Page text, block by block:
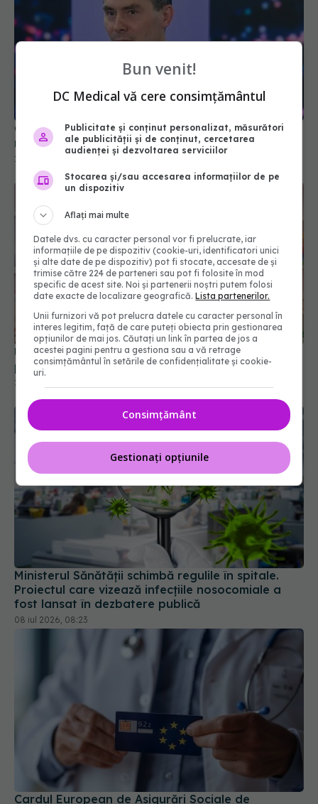
Conf. Horațiu Moldovan (CNAS), anunțul
15 iul 2026, 16:54
Unifarm: Canalul de Urgență, răspuns pentru
pacienții care nu găsesc medicamente esențiale
20 iul 2026, 15:16
Ministerul Sănătății schimbă regulile în spitale.
Proiectul care vizează infecțiile nosocomiale a
fost lansat în dezbatere publică
08 iul 2026, 08:23
Cardul European de Asigurări Sociale de
Sănătate: documentul gratuit care îți poate salva
mii de euro în vacanță
Bun venit!
DC Medical vă cere consimțământul
Publicitate și conținut personalizat, măsurători
ale publicității și de conținut, cercetarea
audienței și dezvoltarea serviciilor
Stocarea și/sau accesarea informațiilor de pe
un dispozitiv
Aflați mai multe
Datele dvs. cu caracter personal vor fi prelucrate, iar
informațiile de pe dispozitiv (cookie-uri, identificatori unici
și alte date de pe dispozitiv) pot fi stocate, accesate de și
trimise către 224 de parteneri sau pot fi folosite în mod
specific de acest site. Noi și partenerii noștri putem folosi
date exacte de localizare geografică.Lista partenerilor.
Unii furnizori vă pot prelucra datele cu caracter personal în
interes legitim, față de care puteți obiecta prin gestionarea
opțiunilor de mai jos. Căutați un link în partea de jos a
acestei pagini pentru a gestiona sau a vă retrage
consimțământul în setările de confidențialitate și cookie-
uri.
Consimțământ
Gestionați opțiunile